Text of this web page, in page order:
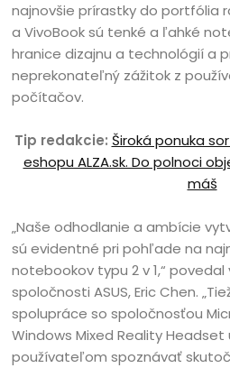
najnovšie prírastky do portfólia
a VivoBook sú tenké a ľahké
hranice dizajnu a technológií a
neprekonateľný zážitok z
počítačov.
Tip redakcie: Široká ponuka
eshopu ALZA.sk. Do polnoci
máš
„Naše odhodlanie a ambície
sú evidentné pri pohľade na
notebookov typu 2 v 1,“
spoločnosti ASUS, Eric Chen.
spolupráce so spoločnosťou
Windows Mixed Reality Headset
používateľom spoznávať